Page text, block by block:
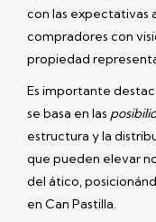
con las expectativas
compradores con
propiedad
Es importante
se basa en las
estructura y la
que pueden elevar
del ático,
en Can Pastilla.